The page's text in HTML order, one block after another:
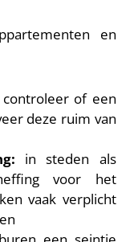
en
controleer of een
deze ruim van
in steden als
voor het
vaak verplicht